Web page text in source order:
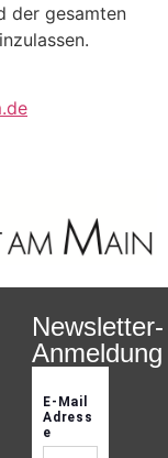
der gesamten
Newsletter-
Anmeldung